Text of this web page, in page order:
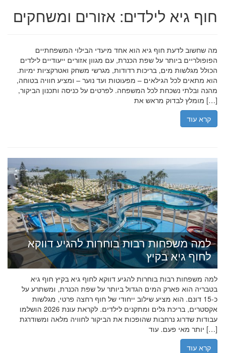
חוף גיא לילדים: אזורים ומשחקים
מה שחשוב לדעת חוף גיא הוא אחד מיעדי הבילוי המשפחתיים
הפופולריים ביותר על שפת הכנרת, עם מגוון אזורים ייעודיים לילדים
הכולל מגלשות מים, בריכות רדודות, מגרשי משחק ואטרקציות ימיות.
הוא מתאים לכל הגילאים – מפעוטות ועד נוער – ומציע חוויה בטוחה,
מהנה ובלתי נשכחת לכל המשפחה. לפרטים על כניסה ותכנון הביקור,
מומלץ לבדוק מראש את […]
קרא עוד
למה משפחות רבות בוחרות להגיע דווקא
לחוף גיא בקיץ
למה משפחות רבות בוחרות להגיע דווקא לחוף גיא בקיץ חוף גיא
בטבריה הוא פארק המים הגדול ביותר על שפת הכנרת, ומשתרע על
כ-15 דונם. הוא מציע שילוב ייחודי של חוף רחצה פרטי, מגלשות
אקסטרים, בריכת גלים ומתקנים לילדים. לקראת עונת 2026 הושלמו
עבודות שדרוג נרחבות שהופכות את הביקור לחוויה מלאה ומשודרגת
יותר מאי פעם. עוד […]
קרא עוד